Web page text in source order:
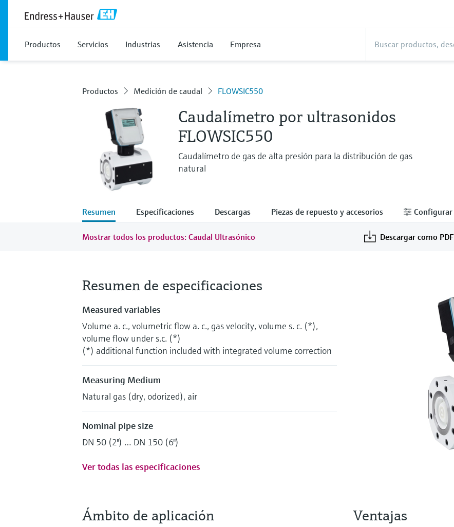
Productos Servicios Industrias Asistencia Empresa
Productos Medición de caudal FLOWSIC550
Caudalímetro por ultrasonidos
FLOWSIC550
Caudalímetro de gas de alta presión para la distribución de gas
natural
Resumen Especificaciones Descargas Piezas de repuesto y accesorios Configurar
Mostrar todos los productos: Caudal Ultrasónico Descargar como PDF
Resumen de especificaciones
Measured variables
Volume a. c., volumetric flow a. c., gas velocity, volume s. c. (*),
volume flow under s.c. (*)
(*) additional function included with integrated volume correction
Measuring Medium
Natural gas (dry, odorized), air
Nominal pipe size
DN 50 (2") … DN 150 (6")
Ver todas las especificaciones
Ámbito de aplicación Ventajas